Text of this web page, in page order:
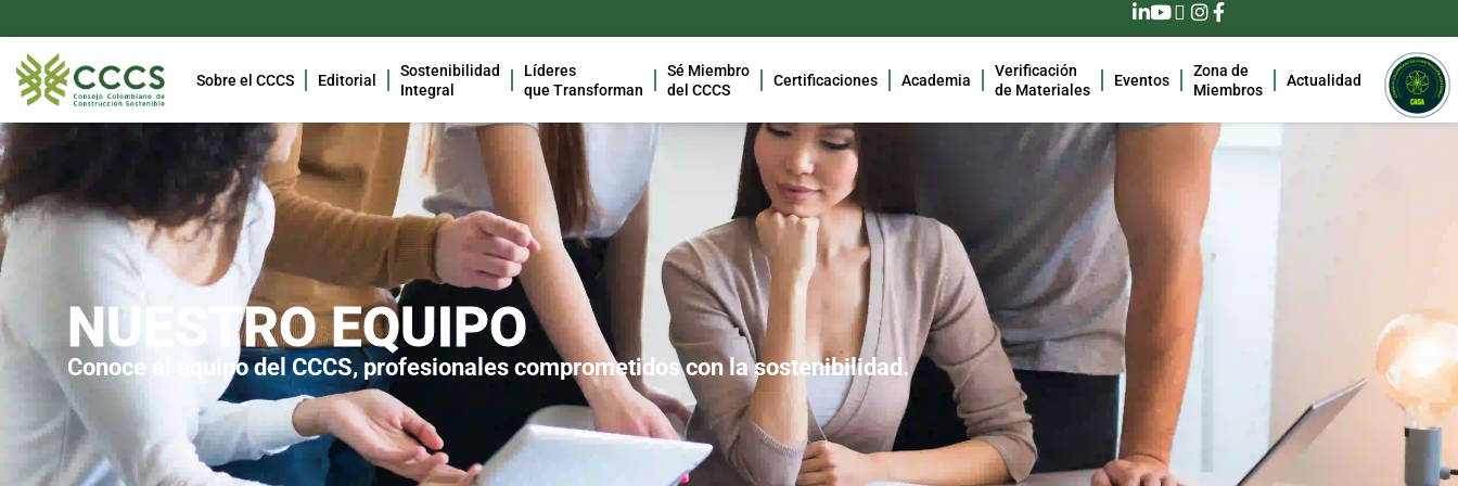
Sobre el CCCS Editorial
Sostenibilidad
Integral
Líderes
que Transforman
Sé Miembro
del CCCS
Certificaciones Academia
Verificación
de Materiales
Eventos
Zona de
Miembros
Actualidad
NUESTRO EQUIPO
Conoce al equipo del CCCS, profesionales comprometidos con la sostenibilidad.